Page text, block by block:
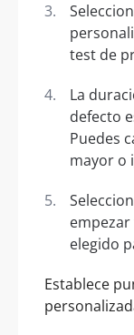
test de
La
defecto
Puedes
mayor o
elegido
Establece